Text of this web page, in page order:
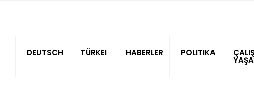
DEUTSCH TÜRKEI HABERLER POLITIKA